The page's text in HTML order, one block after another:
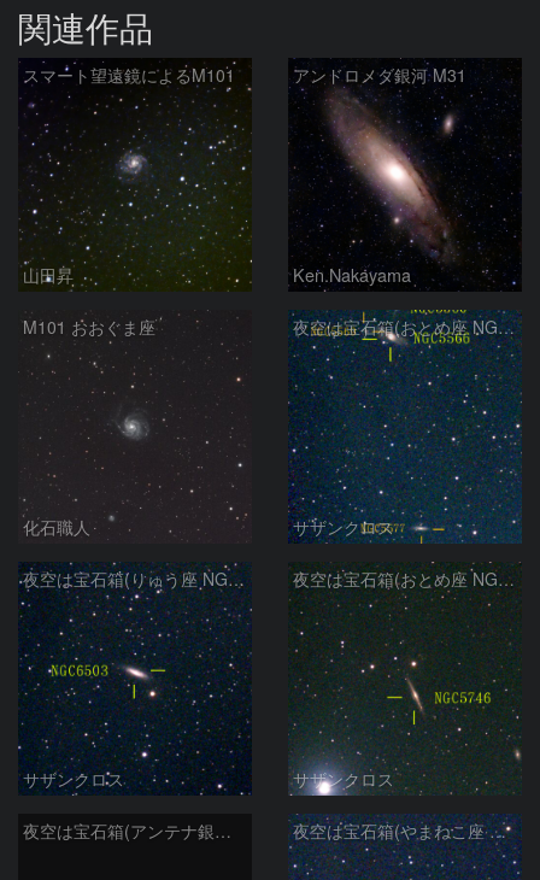
関連作品
スマート望遠鏡によるM101
山田昇
アンドロメダ銀河 M31
Ken.Nakayama
M101 おおぐま座
化石職人
夜空は宝石箱(おとめ座 NGC5566) Seestar50
サザンクロス
夜空は宝石箱(りゅう座 NGC6503) Seestar50
サザンクロス
夜空は宝石箱(おとめ座 NGC5746) Seestar50
サザンクロス
夜空は宝石箱(アンテナ銀河 NGC4038) Seestar50 夜空は宝石箱(やまねこ座 NGC2683) Seestar50